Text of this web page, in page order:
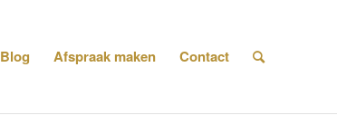
Blog Afspraak maken Contact